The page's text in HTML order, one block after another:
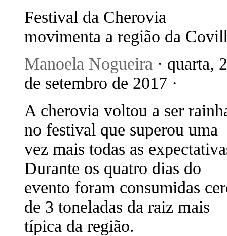
Festival da Cherovia
movimenta a região da
Manoela Nogueira · quarta,
de setembro de 2017 ·
A cherovia voltou a ser
no festival que superou uma
vez mais todas as
Durante os quatro dias do
evento foram consumidas
de 3 toneladas da raiz mais
típica da região.